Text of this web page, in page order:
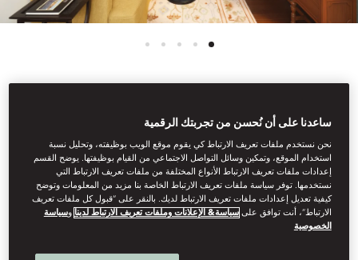
See All Rooms
CHAO PHRAYA ROOM
This luxurious room has an entrance area leading to a spacious
bedroom and a separate living area with a comfortable sofa.
ساعدنا على أن نُحسن من تجربتك الرقمية
نحن نستخدم ملفات تعريف الارتباط كي يقوم موقع الويب بوظيفته، وتحليل نسبة
استخدام الموقع، وتمكين وسائل التواصل الاجتماعي من القيام بوظيفتها. يوضح القسم
إعدادات ملفات تعريف الارتباط الأنواع المختلفة من ملفات تعريف الارتباط التي
نستخدمها. توفر سياسة ملفات تعريف الارتباط الخاصة بنا مزيد من المعلومات وتوضح
كيفية تعديل إعدادات ملفات تعريف الارتباط لديك. بالنقر على “قبول كل ملفات تعريف
الارتباط”، أنت توافق علىسياسة& الإعلانات وملفات تعريف الارتباط لدينا وسياسة
الخصوصية